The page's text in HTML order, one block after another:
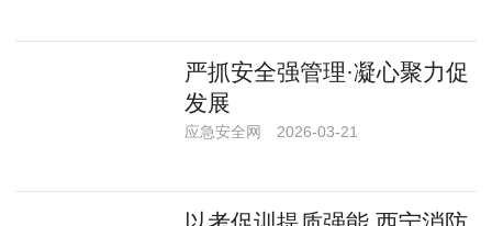
严抓安全强管理·凝心聚力促
发展
应急安全网 2026-03-21